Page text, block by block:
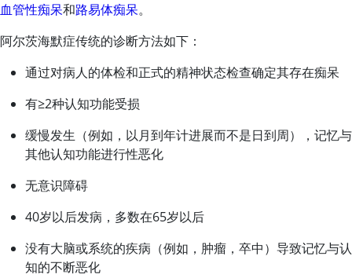
血管性痴呆和路易体痴呆。
阿尔茨海默症传统的诊断方法如下：
通过对病人的体检和正式的精神状态检查确定其存在痴呆
有≥2种认知功能受损
缓慢发生（例如，以月到年计进展而不是日到周），记忆与
其他认知功能进行性恶化
无意识障碍
40岁以后发病，多数在65岁以后
没有大脑或系统的疾病（例如，肿瘤，卒中）导致记忆与认
知的不断恶化